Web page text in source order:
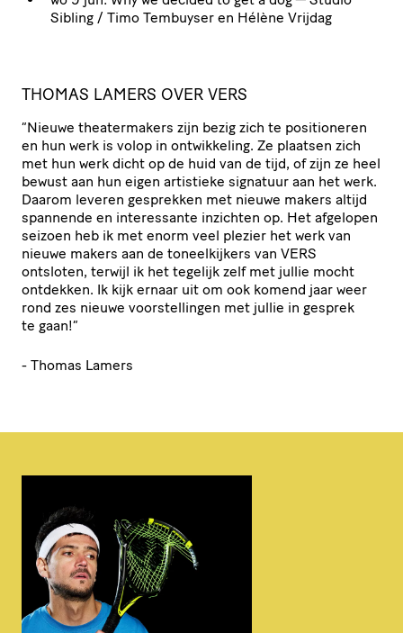
Sibling / Timo Tembuyser en Hélène Vrijdag
THOMAS LAMERS OVER VERS
“Nieuwe thea­ter­ma­kers zijn bezig zich te posi­ti­o­neren
en hun werk is volop in ontwik­ke­ling. Ze plaatsen zich
met hun werk dicht op de huid van de tijd, of zijn ze heel
bewust aan hun eigen artistieke signatuur aan het werk.
Daarom leveren gesprekken met nieuwe makers altijd
spannende en inte­res­sante inzichten op. Het afgelopen
seizoen heb ik met enorm veel plezier het werk van
nieuwe makers aan de toneel­kij­kers van VERS
ontsloten, terwijl ik het tegelijk zelf met jullie mocht
ontdekken. Ik kijk ernaar uit om ook komend jaar weer
rond zes nieuwe voor­stel­lingen met jullie in gesprek
te gaan!”
- Thomas Lamers